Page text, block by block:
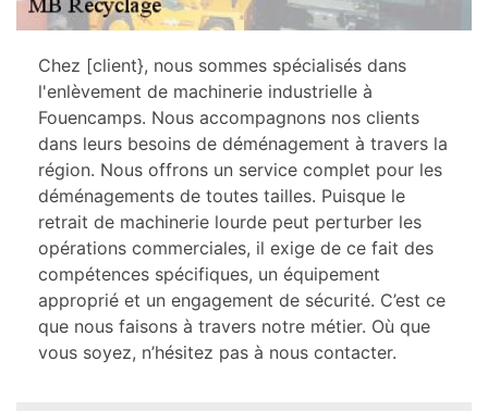
Chez [client}, nous sommes spécialisés dans
l'enlèvement de machinerie industrielle à
Fouencamps. Nous accompagnons nos clients
dans leurs besoins de déménagement à travers la
région. Nous offrons un service complet pour les
déménagements de toutes tailles. Puisque le
retrait de machinerie lourde peut perturber les
opérations commerciales, il exige de ce fait des
compétences spécifiques, un équipement
approprié et un engagement de sécurité. C’est ce
que nous faisons à travers notre métier. Où que
vous soyez, n’hésitez pas à nous contacter.